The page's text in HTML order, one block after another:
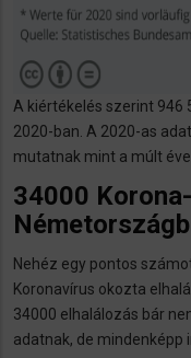
A kiértékelés szerint 946
2020-ban. A 2020-as
mutatnak mint a múlt
34000
Nehéz egy pontos
Koronavírus okozta
34000 elhalálozás bár
adatnak, de mindenképp